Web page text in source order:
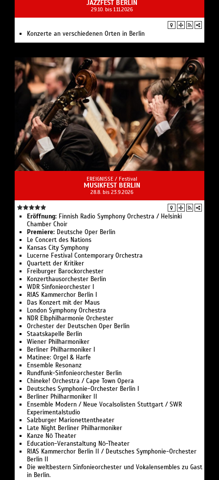
JAZZFEST BERLIN
29.10. bis 1.11.2026
Konzerte an verschiedenen Orten in Berlin
EREIGNISSE / Festival
MUSIKFEST BERLIN
28.8. bis 23.9.2026
Eröffnung: Finnish Radio Symphony Orchestra / Helsinki
Chamber Choir
Premiere: Deutsche Oper Berlin
Le Concert des Nations
Kansas City Symphony
Lucerne Festival Contemporary Orchestra
Quartett der Kritiker
Freiburger Barockorchester
Konzerthausorchester Berlin
WDR Sinfonieorchester I
RIAS Kammerchor Berlin I
Das Konzert mit der Maus
London Symphony Orchestra
NDR Elbphilharmonie Orchester
Orchester der Deutschen Oper Berlin
Staatskapelle Berlin
Wiener Philharmoniker
Berliner Philharmoniker I
Matinee: Orgel & Harfe
Ensemble Resonanz
Rundfunk-Sinfonieorchester Berlin
Chineke! Orchestra / Cape Town Opera
Deutsches Symphonie-Orchester Berlin I
Berliner Philharmoniker II
Ensemble Modern / Neue Vocalsolisten Stuttgart / SWR
Experimentalstudio
Salzburger Marionettentheater
Late Night Berliner Philharmoniker
Kanze Nō Theater
Education-Veranstaltung Nō-Theater
RIAS Kammerchor Berlin II / Deutsches Symphonie-Orchester
Berlin II
Die weltbestern Sinfonieorchester und Vokalensembles zu Gast
in Berlin.